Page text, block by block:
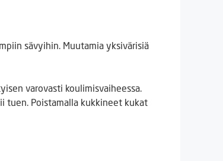
sävyihin. Muutamia yksivärisiä
varovasti koulimisvaiheessa.
tuen. Poistamalla kukkineet kukat